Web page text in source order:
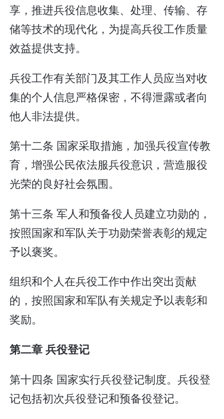
享，推进兵役信息收集、处理、传输、存
储等技术的现代化，为提高兵役工作质量
效益提供支持。
兵役工作有关部门及其工作人员应当对收
集的个人信息严格保密，不得泄露或者向
他人非法提供。
第十二条 国家采取措施，加强兵役宣传教
育，增强公民依法服兵役意识，营造服役
光荣的良好社会氛围。
第十三条 军人和预备役人员建立功勋的，
按照国家和军队关于功勋荣誉表彰的规定
予以褒奖。
组织和个人在兵役工作中作出突出贡献
的，按照国家和军队有关规定予以表彰和
奖励。
第二章 兵役登记
第十四条 国家实行兵役登记制度。兵役登
记包括初次兵役登记和预备役登记。